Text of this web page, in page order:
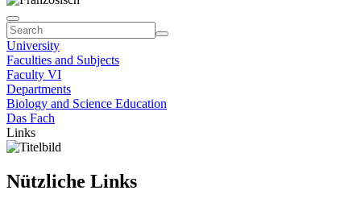
University
Faculties and Subjects
Faculty VI
Departments
Biology and Science Education
Das Fach
Links
Nützliche Links